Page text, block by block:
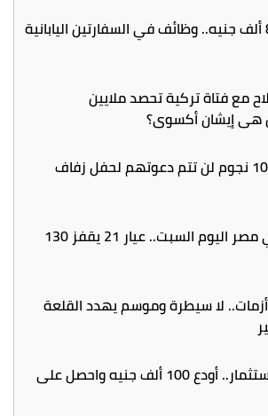
مرتبات تصل لـ86 ألف جنيه.. وظائف في السفارتين اليابانية
مع فتاة تركية تحصد ملايين
هي إيشان أكسوي؟
أبرزهم ميسي.. 10 نجوم لن تتم دعوتهم لحفل زفاف
أسعار الذهب في مصر اليوم السبت.. عيار 21 يقفز 130
الزمالك يواجه 7 أزمات.. لا سيطرة وموسم يهدد القلعة
فرصة ذهبية للاستثمار.. أودع 100 ألف جنيه واحصل على